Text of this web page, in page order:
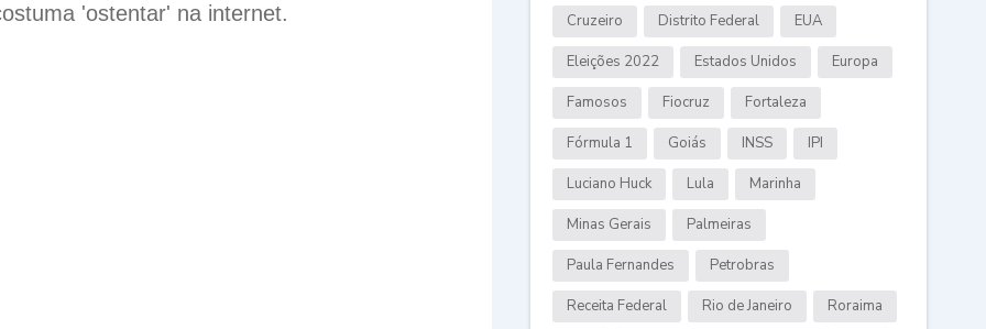
'ostentar' na internet.
Cruzeiro Distrito Federal EUA
Eleições 2022 Estados Unidos Europa
Famosos Fiocruz Fortaleza
Fórmula 1 Goiás INSS IPI
Luciano Huck Lula Marinha
Minas Gerais Palmeiras
Paula Fernandes Petrobras
Receita Federal Rio de Janeiro Roraima